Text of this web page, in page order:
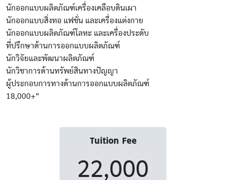
นักออกแบบผลิตภัณฑ์เครื่องเคลือบดินเผา
นักออกแบบสิ่งทอ แฟชั่น และเครื่องแต่งกาย
นักออกแบบผลิตภัณฑ์โลหะ และเครื่องประดับ
ที่ปรึกษาด้านการออกแบบผลิตภัณฑ์
นักวิจัยและพัฒนาผลิตภัณฑ์
นักวิชาการด้านทรัพย์สินทางปัญญา
ผู้ประกอบการทางด้านการออกแบบผลิตภัณฑ์
18,000+”
Tuition Fee
22,000